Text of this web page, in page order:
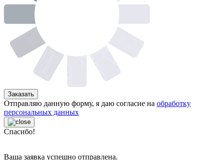
Заказать
Отправляю данную форму, я даю согласие на обработку
персональных данных
Спасибо!
Ваша заявка успешно отправлена.